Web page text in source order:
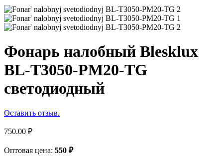
Фонарь налобный Blesklux
BL-T3050-PM20-TG
светодиодный
Оставить отзыв.
750.00 ₽
Оптовая цена: 550 ₽